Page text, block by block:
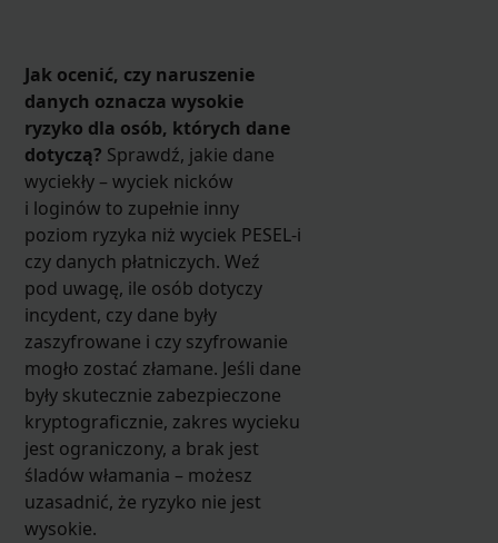
Jak ocenić, czy naruszenie
danych oznacza wysokie
ryzyko dla osób, których dane
dotyczą? Sprawdź, jakie dane
wyciekły – wyciek nicków
i loginów to zupełnie inny
poziom ryzyka niż wyciek PESEL-i
czy danych płatniczych. Weź
pod uwagę, ile osób dotyczy
incydent, czy dane były
zaszyfrowane i czy szyfrowanie
mogło zostać złamane. Jeśli dane
były skutecznie zabezpieczone
kryptograficznie, zakres wycieku
jest ograniczony, a brak jest
śladów włamania – możesz
uzasadnić, że ryzyko nie jest
wysokie.